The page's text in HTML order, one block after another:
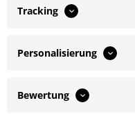
Kunden kauften auch
Service Hotline
Shop Service
Tracking
Personalisierung
Bewertung